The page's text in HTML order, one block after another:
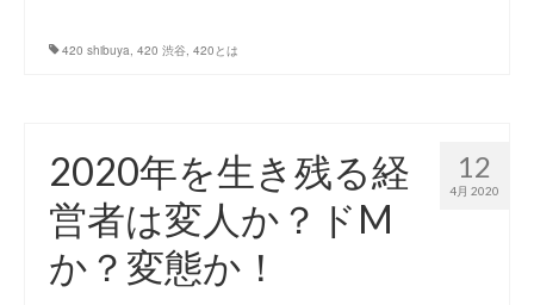
420 shibuya 420 渋谷 420とは
12
4月 2020
2020年を生き残る経
営者は変人か？ドM
か？変態か！